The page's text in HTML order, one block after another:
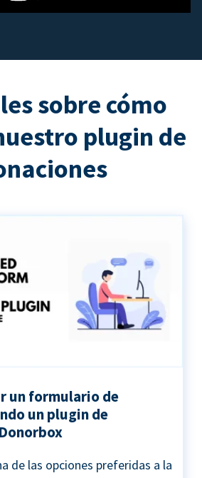
sobre cómo
plugin de
un formulario de
un plugin de
de las opciones preferidas a la